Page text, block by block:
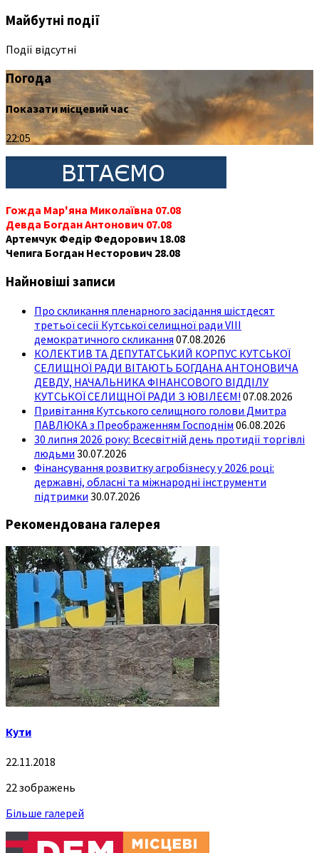
Майбутні події
Події відсутні
Погода
Показати місцевий час
22:05
Гожда Мар'яна Миколаївна 07.08
Девда Богдан Антонович 07.08
Артемчук Федір Федорович 18.08
Чепига Богдан Несторович 28.08
Найновіші записи
Про скликання пленарного засідання шістдесят
третьої сесії Кутської селищної ради VIII
демократичного скликання 07.08.2026
КОЛЕКТИВ ТА ДЕПУТАТСЬКИЙ КОРПУС КУТСЬКОЇ
СЕЛИЩНОЇ РАДИ ВІТАЮТЬ БОГДАНА АНТОНОВИЧА
ДЕВДУ, НАЧАЛЬНИКА ФІНАНСОВОГО ВІДДІЛУ
КУТСЬКОЇ СЕЛИЩНОЇ РАДИ З ЮВІЛЕЄМ! 07.08.2026
Привітання Кутського селищного голови Дмитра
ПАВЛЮКА з Преображенням Господнім 06.08.2026
30 липня 2026 року: Всесвітній день протидії торгівлі
людьми 30.07.2026
Фінансування розвитку агробізнесу у 2026 році:
державні, обласні та міжнародні інструменти
підтримки 30.07.2026
Рекомендована галерея
Кути
22.11.2018
22 зображень
Більше галерей